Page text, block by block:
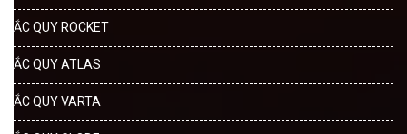
ẮC QUY ROCKET
ẮC QUY ATLAS
ẮC QUY VARTA